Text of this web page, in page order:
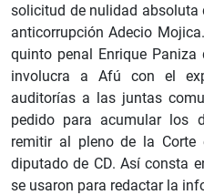
solicitud de nulidad
anticorrupción Adecio
quinto penal Enrique
involucra a Afú con el
auditorías a las juntas
pedido para acumular los
remitir al pleno de la Corte
diputado de CD. Así consta
se usaron para redactar la